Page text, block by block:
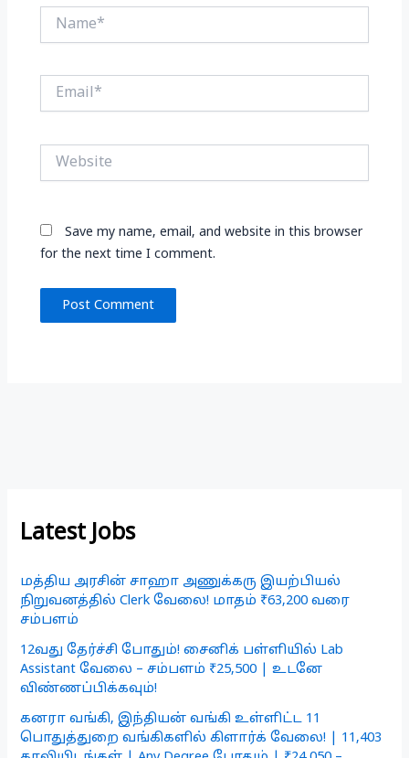
Name*
Email*
Website
Save my name, email, and website in this browser
for the next time I comment.
Latest Jobs
மத்திய அரசின் சாஹா அணுக்கரு இயற்பியல்
நிறுவனத்தில் Clerk வேலை! மாதம் ₹63,200 வரை
சம்பளம்
12வது தேர்ச்சி போதும்! சைனிக் பள்ளியில் Lab
Assistant வேலை – சம்பளம் ₹25,500 | உடனே
விண்ணப்பிக்கவும்!
கனரா வங்கி, இந்தியன் வங்கி உள்ளிட்ட 11
பொதுத்துறை வங்கிகளில் கிளார்க் வேலை! | 11,403